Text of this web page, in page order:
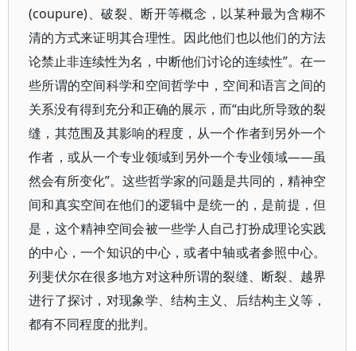
(coupure)、破裂、断开等概念，以某种最为含糊不
清的方式来证明其合理性。因此他们也以他们的方法
论禁止非连续性为名，中断他们讨论的连续性”。在一
些所谓的空间科学和空间哲学中，空间和语言之间的
关系没有得到充分和正确的展示，而“由此所导致的裂
缝，其范围及其影响的程度，从一个作者到另外一个
作者，或从一个专业领域到另外一个专业领域——虽
然会有所变化”。这些哲学家的问题是共同的，精神空
间和真实空间在他们的逻辑中是统一的，是前提，但
是，这个精神空间会被一些学人自己打扮成理论实践
的中心，一个知识的中心，或者中轴或者参照中心。
列斐伏尔在很多地方对这种所谓的裂缝、断裂、越界
进行了探讨，对现象学、结构主义、后结构主义等，
都有不同程度的批判。